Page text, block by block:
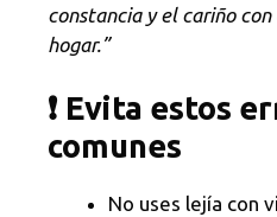
constancia y el cariño
hogar.”
❗ Evita estos
comunes
No uses lejía con